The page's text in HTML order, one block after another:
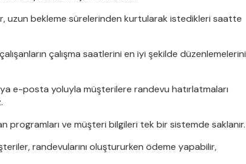
uzun bekleme sürelerinden kurtularak istedikleri saatte
çalışma saatlerini en iyi şekilde düzenlemelerini
e-posta yoluyla müşterilere randevu hatırlatmaları
programları ve müşteri bilgileri tek bir sistemde saklanır.
randevularını oluştururken ödeme yapabilir,